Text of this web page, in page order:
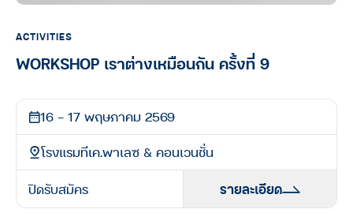
ACTIVITIES
WORKSHOP เราต่างเหมือนกัน ครั้งที่ 9
16 - 17 พฤษภาคม 2569
โรงแรมทีเค.พาเลซ & คอนเวนชั่น
ปิดรับสมัคร
รายละเอียด